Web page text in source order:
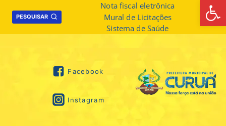
PESQUISAR
Nota fiscal eletrônica
Mural de Licitações
Sistema de Saúde
Facebook
Instagram